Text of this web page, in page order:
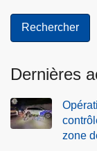
Dernières
zone